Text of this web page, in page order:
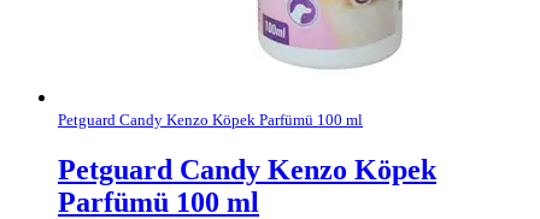
Petguard Candy Kenzo Köpek Parfümü 100 ml
Petguard Candy Kenzo Köpek
Parfümü 100 ml